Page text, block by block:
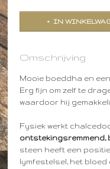
IN
Omschrijving
Mooie boeddha en
Erg fijn om zelf te
waardoor hij
Fysiek werkt
ontstekingsremmend,
steen heeft een
lymfestelsel, het